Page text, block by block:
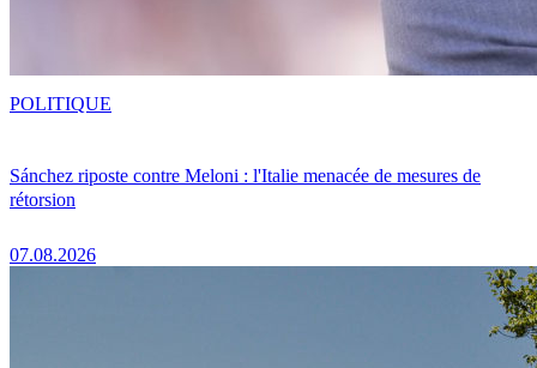
Sánchez riposte contre Meloni : l'Italie menacée de mesures de
rétorsion
07.08.2026
POLITIQUE